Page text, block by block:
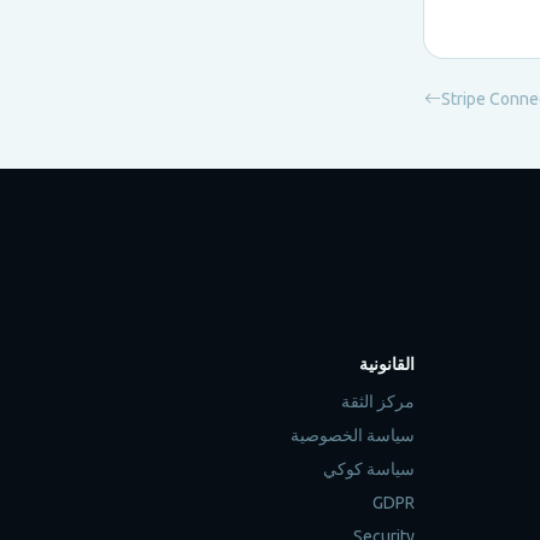
القانونية
مركز الثقة
سياسة الخصوصية
سياسة كوكي
GDPR